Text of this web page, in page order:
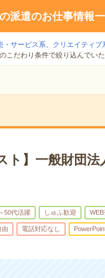
の派遣のお仕事情報
・サービス系、 クリエイティブ
こだわり条件で絞り込んでいた
ト】一般財団法
50代活躍 しゅふ歓迎
由 電話対応なし